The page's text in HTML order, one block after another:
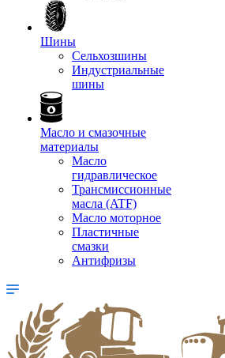
Шины
Сельхозшины
Индустриальные
шины
Масло и смазочные
материалы
Масло
гидравлическое
Трансмиссионные
масла (ATF)
Масло моторное
Пластичные
смазки
Антифризы